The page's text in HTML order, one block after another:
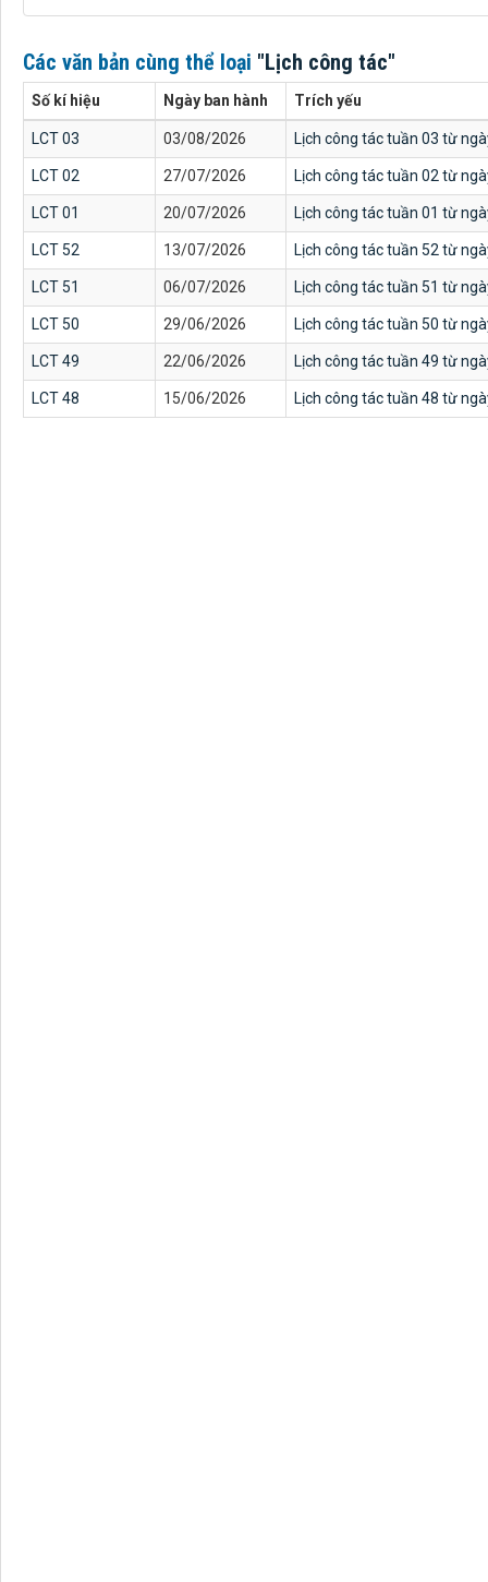
Các văn bản cùng thể loại "Lịch công tác"
Số kí hiệu Ngày ban hành Trích yếu
LCT 03 03/08/2026 Lịch công tác tuần 03 từ
LCT 02 27/07/2026 Lịch công tác tuần 02 từ
LCT 01 20/07/2026 Lịch công tác tuần 01 từ
LCT 52 13/07/2026 Lịch công tác tuần 52 từ
LCT 51 06/07/2026 Lịch công tác tuần 51 từ
LCT 50 29/06/2026 Lịch công tác tuần 50 từ
LCT 49 22/06/2026 Lịch công tác tuần 49 từ
LCT 48 15/06/2026 Lịch công tác tuần 48 từ